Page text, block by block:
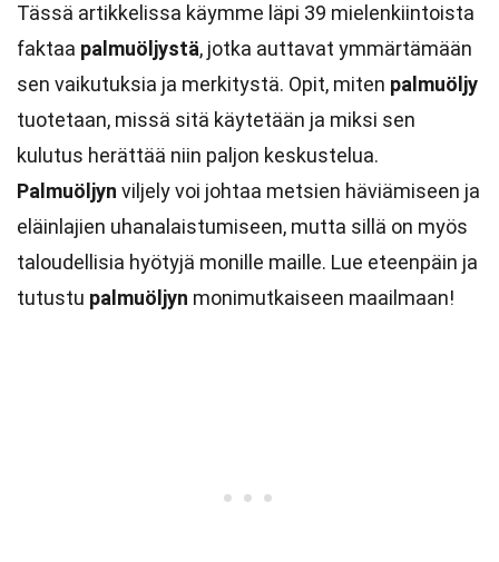
Tässä artikkelissa käymme läpi 39 mielenkiintoista
faktaa palmuöljystä, jotka auttavat ymmärtämään
sen vaikutuksia ja merkitystä. Opit, miten palmuöljy
tuotetaan, missä sitä käytetään ja miksi sen
kulutus herättää niin paljon keskustelua.
Palmuöljyn viljely voi johtaa metsien häviämiseen ja
eläinlajien uhanalaistumiseen, mutta sillä on myös
taloudellisia hyötyjä monille maille. Lue eteenpäin ja
tutustu palmuöljyn monimutkaiseen maailmaan!